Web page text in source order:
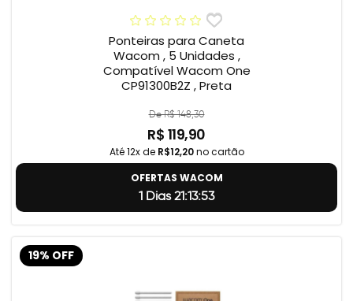
Ponteiras para Caneta
Wacom , 5 Unidades ,
Compatível Wacom One
CP91300B2Z , Preta
De R$ 148,30
R$ 119,90
Até 12x de R$12,20no cartão
OFERTAS WACOM
1 Dias 21:13:52
19% OFF